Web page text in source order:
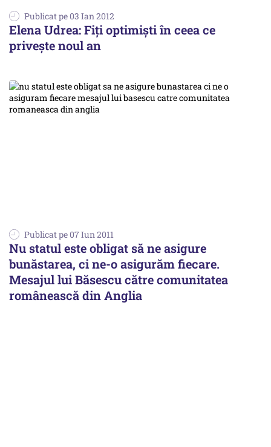
Publicat pe 03 Ian 2012
Elena Udrea: Fiţi optimişti în ceea ce
priveşte noul an
Publicat pe 07 Iun 2011
Nu statul este obligat să ne asigure
bunăstarea, ci ne-o asigurăm fiecare.
Mesajul lui Băsescu către comunitatea
românească din Anglia